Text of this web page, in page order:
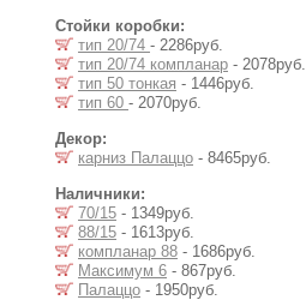
Стойки коробки:
тип 20/74 - 2286руб.
тип 20/74 компланар - 2078руб.
тип 50 тонкая - 1446руб.
тип 60 - 2070руб.
Декор:
карниз Палаццо - 8465руб.
Наличники:
70/15 - 1349руб.
88/15 - 1613руб.
компланар 88 - 1686руб.
Максимум 6 - 867руб.
Палаццо - 1950руб.